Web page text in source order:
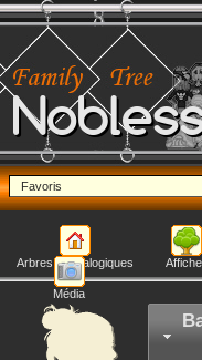
Favoris
Arbres généalogiques
Média